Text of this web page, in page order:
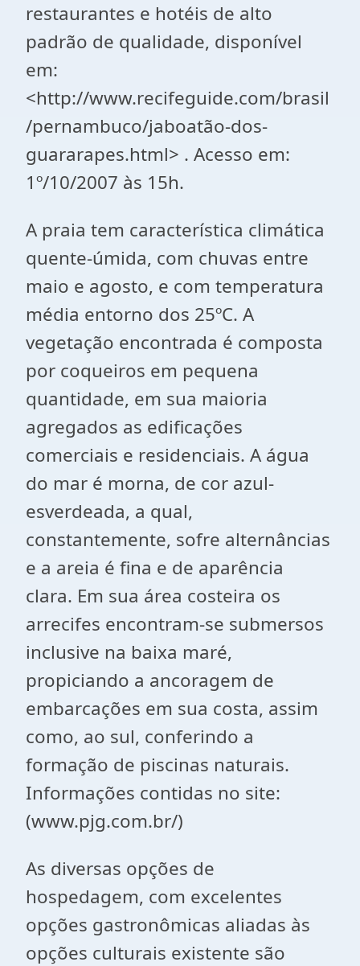
restaurantes e hotéis de alto
padrão de qualidade, disponível
em:
<http://www.recifeguide.com/brasil
/pernambuco/jaboatão-dos-
guararapes.html> . Acesso em:
1º/10/2007 às 15h.
A praia tem característica climática
quente-úmida, com chuvas entre
maio e agosto, e com temperatura
média entorno dos 25ºC. A
vegetação encontrada é composta
por coqueiros em pequena
quantidade, em sua maioria
agregados as edificações
comerciais e residenciais. A água
do mar é morna, de cor azul-
esverdeada, a qual,
constantemente, sofre alternâncias
e a areia é fina e de aparência
clara. Em sua área costeira os
arrecifes encontram-se submersos
inclusive na baixa maré,
propiciando a ancoragem de
embarcações em sua costa, assim
como, ao sul, conferindo a
formação de piscinas naturais.
Informações contidas no site:
(www.pjg.com.br/)
As diversas opções de
hospedagem, com excelentes
opções gastronômicas aliadas às
opções culturais existente são